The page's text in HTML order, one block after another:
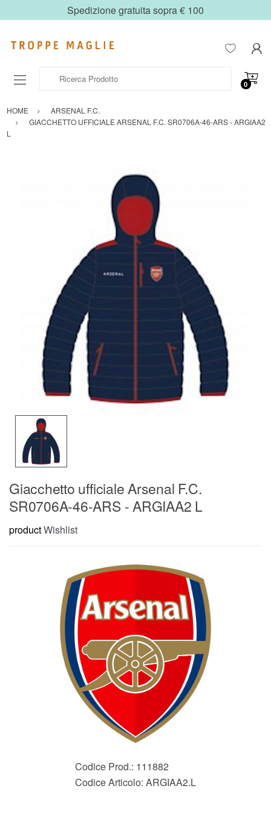
Spedizione gratuita sopra € 100
0
HOME
ARSENAL F.C.
GIACCHETTO UFFICIALE ARSENAL F.C. SR0706A-46-ARS - ARGIAA2
L
Giacchetto ufficiale Arsenal F.C.
SR0706A-46-ARS - ARGIAA2 L
productWishlist
Codice Prod.: 111882
Codice Articolo: ARGIAA2.L